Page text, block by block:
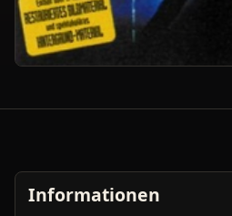
Informationen